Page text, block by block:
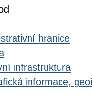
hranice
infrastruktura
informace,